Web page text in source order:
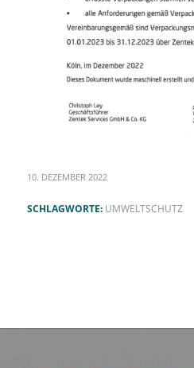
10. DEZEMBER 2022
SCHLAGWORTE: UMWELTSCHUTZ